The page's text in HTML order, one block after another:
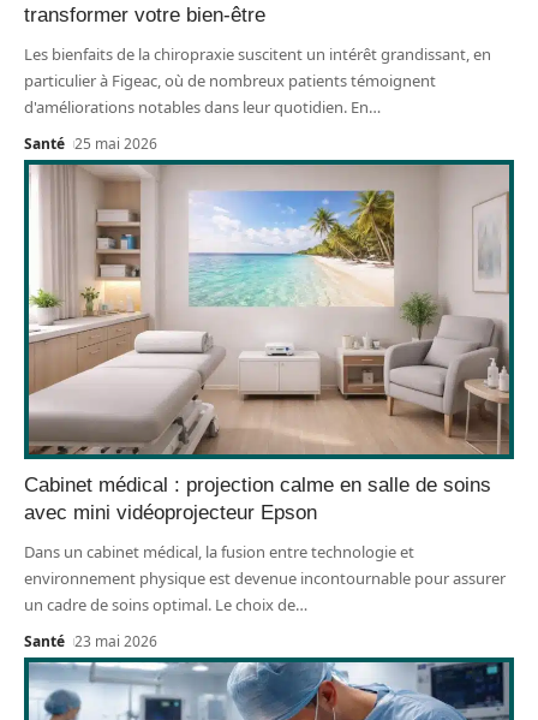
transformer votre bien-être
Les bienfaits de la chiropraxie suscitent un intérêt grandissant, en
particulier à Figeac, où de nombreux patients témoignent
d'améliorations notables dans leur quotidien. En…
Santé 25 mai 2026
Cabinet médical : projection calme en salle de soins
avec mini vidéoprojecteur Epson
Dans un cabinet médical, la fusion entre technologie et
environnement physique est devenue incontournable pour assurer
un cadre de soins optimal. Le choix de…
Santé 23 mai 2026